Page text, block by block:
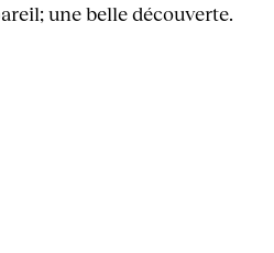
une belle découverte.